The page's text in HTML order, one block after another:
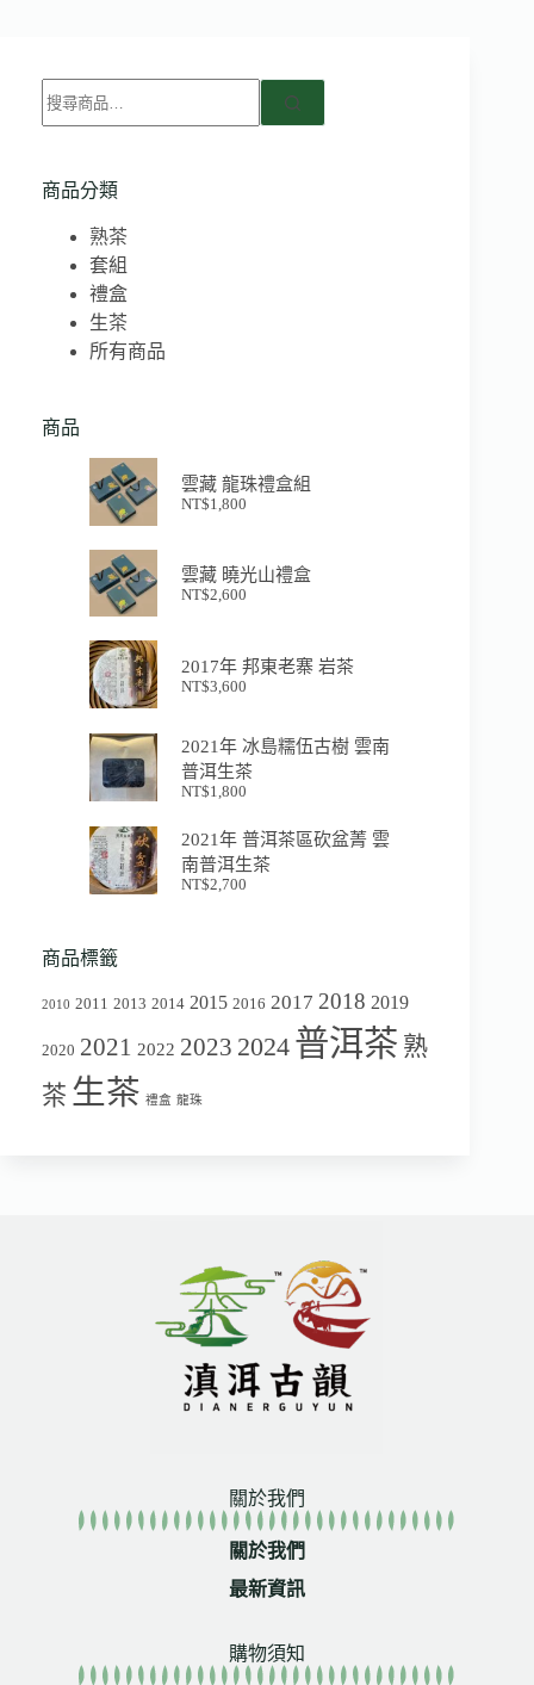
商品分類
熟茶
套組
禮盒
生茶
所有商品
商品
雲藏 龍珠禮盒組
NT$1,800
雲藏 曉光山禮盒
NT$2,600
2017年 邦東老寨 岩茶
NT$3,600
2021年 冰島糯伍古樹 雲南
普洱生茶
NT$1,800
2021年 普洱茶區砍盆菁 雲
南普洱生茶
NT$2,700
商品標籤
2010 2011 2013 2014 2015 2016 2017 2018 2019
2020 2021 2022 2023 2024 普洱茶 熟
茶 生茶 禮盒 龍珠
關於我們
關於我們
最新資訊
購物須知